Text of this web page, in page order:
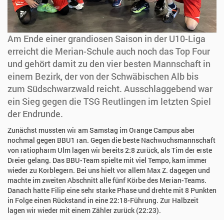
Am Ende einer grandiosen Saison in der U10-Liga
erreicht die Merian-Schule auch noch das Top Four
und gehört damit zu den vier besten Mannschaft in
einem Bezirk, der von der Schwäbischen Alb bis
zum Südschwarzwald reicht. Ausschlaggebend war
ein Sieg gegen die TSG Reutlingen im letzten Spiel
der Endrunde.
Zunächst mussten wir am Samstag im Orange Campus aber
nochmal gegen BBU1 ran. Gegen die beste Nachwuchsmannschaft
von ratiopharm Ulm lagen wir bereits 2:8 zurück, als Tim der erste
Dreier gelang. Das BBU-Team spielte mit viel Tempo, kam immer
wieder zu Korblegern. Bei uns hielt vor allem Max Z. dagegen und
machte im zweiten Abschnitt alle fünf Körbe des Merian-Teams.
Danach hatte Filip eine sehr starke Phase und drehte mit 8 Punkten
in Folge einen Rückstand in eine 22:18-Führung. Zur Halbzeit
lagen wir wieder mit einem Zähler zurück (22:23).